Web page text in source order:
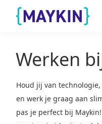
Naar de inhoud springen
Naar de footer springen
Werken
Houd jij van
en werk je graag aan
pas je perfect bij